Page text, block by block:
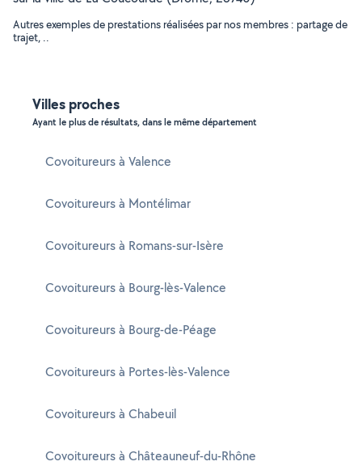
Autres exemples de prestations réalisées par nos membres : partage de
trajet, ..
Villes proches
Ayant le plus de résultats, dans le même département
Covoitureurs à Valence
Covoitureurs à Montélimar
Covoitureurs à Romans-sur-Isère
Covoitureurs à Bourg-lès-Valence
Covoitureurs à Bourg-de-Péage
Covoitureurs à Portes-lès-Valence
Covoitureurs à Chabeuil
Covoitureurs à Châteauneuf-du-Rhône